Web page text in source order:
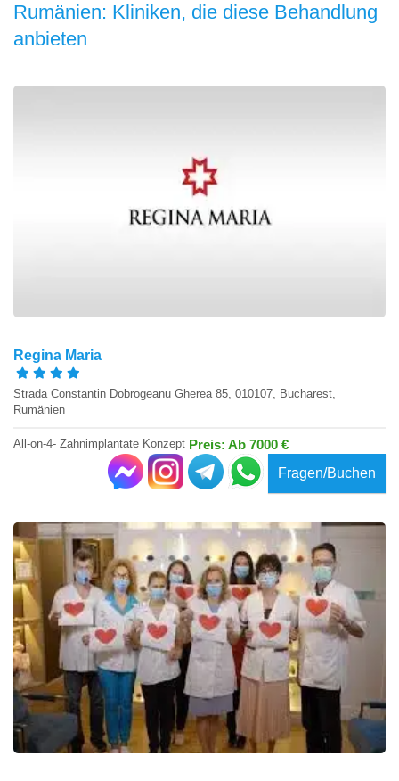
Rumänien: Kliniken, die diese Behandlung
anbieten
Regina Maria
Strada Constantin Dobrogeanu Gherea 85, 010107, Bucharest,
Rumänien
All-on-4- Zahnimplantate Konzept Preis: Ab 7000 €
Fragen/Buchen